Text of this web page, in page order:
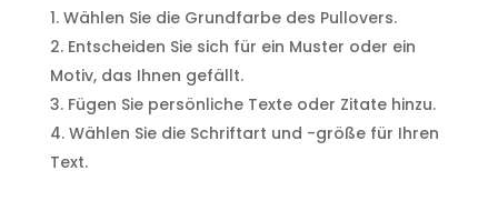
Wählen Sie die Grundfarbe des Pullovers.
Entscheiden Sie sich für ein Muster oder ein
Motiv, das Ihnen gefällt.
Fügen Sie persönliche Texte oder Zitate hinzu.
Wählen Sie die Schriftart und -größe für Ihren
Text.